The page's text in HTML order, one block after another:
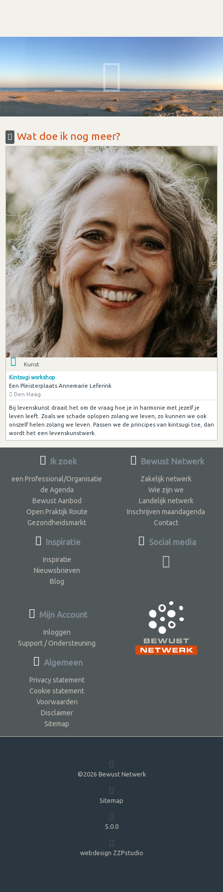
Wat doe ik nog meer?
Kunst
Kintsugi workshop
Een Pleisterplaats Annemarie Leferink
Den Haag
Bij levenskunst draait het om de vraag hoe je in harmonie met jezelf je
leven leeft. Zoals we schade oplopen zolang we leven, zo kunnen we ook
onszelf helen zolang we leven. Passen we de principes van kintsugi toe, dan
wordt het een levenskunstwerk.
Ik zoek
een Professional/Organisatie
de Agenda
Bewust Aanbod
Open Praktijk Route
Gezondheidsmarkt
Inspiratie
Inspiratie
Nieuwsbrieven
Blog
Bewust Netwerk
Zakelijk netwerk
Wie zijn we
Landelijk netwerk
Inschrijven maandagenda
Contact
Social media
Mijn Account
Inloggen
Support / Ondersteuning
Algemeen
Privacy statement
Cookie statement
Voorwaarden
Disclaimer
Sitemap
©2026 Bewust Netwerk
Sitemap
5.0.0
webdesign ZZPstudio